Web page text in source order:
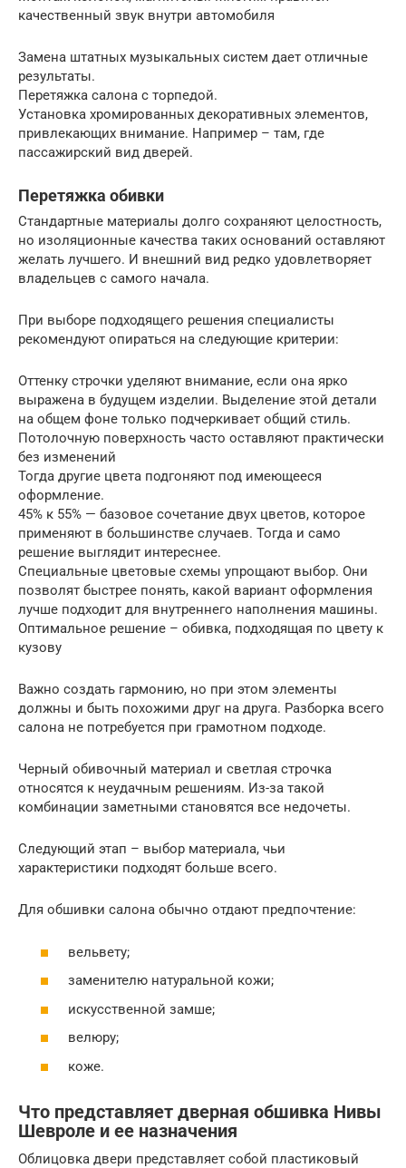
качественный звук внутри автомобиля
Замена штатных музыкальных систем дает отличные
результаты.
Перетяжка салона с торпедой.
Установка хромированных декоративных элементов,
привлекающих внимание. Например – там, где
пассажирский вид дверей.
Перетяжка обивки
Стандартные материалы долго сохраняют целостность,
но изоляционные качества таких оснований оставляют
желать лучшего. И внешний вид редко удовлетворяет
владельцев с самого начала.
При выборе подходящего решения специалисты
рекомендуют опираться на следующие критерии:
Оттенку строчки уделяют внимание, если она ярко
выражена в будущем изделии. Выделение этой детали
на общем фоне только подчеркивает общий стиль.
Потолочную поверхность часто оставляют практически
без изменений
Тогда другие цвета подгоняют под имеющееся
оформление.
45% к 55% — базовое сочетание двух цветов, которое
применяют в большинстве случаев. Тогда и само
решение выглядит интереснее.
Специальные цветовые схемы упрощают выбор. Они
позволят быстрее понять, какой вариант оформления
лучше подходит для внутреннего наполнения машины.
Оптимальное решение – обивка, подходящая по цвету к
кузову
Важно создать гармонию, но при этом элементы
должны и быть похожими друг на друга. Разборка всего
салона не потребуется при грамотном подходе.
Черный обивочный материал и светлая строчка
относятся к неудачным решениям. Из-за такой
комбинации заметными становятся все недочеты.
Следующий этап – выбор материала, чьи
характеристики подходят больше всего.
Для обшивки салона обычно отдают предпочтение:
вельвету;
заменителю натуральной кожи;
искусственной замше;
велюру;
коже.
Что представляет дверная обшивка Нивы
Шевроле и ее назначения
Облицовка двери представляет собой пластиковый